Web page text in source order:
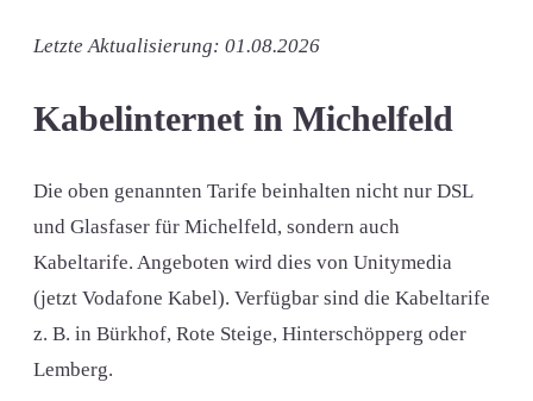
Letzte Aktualisierung: 01.08.2026
Kabelinternet in Michelfeld
Die oben genannten Tarife beinhalten nicht nur DSL
und Glasfaser für Michelfeld, sondern auch
Kabeltarife. Angeboten wird dies von Unitymedia
(jetzt Vodafone Kabel). Verfügbar sind die Kabeltarife
z. B. in Bürkhof, Rote Steige, Hinterschöpperg oder
Lemberg.